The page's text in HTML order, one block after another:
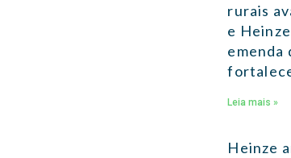
rurais
e
emenda
Leia mais »
Heinze